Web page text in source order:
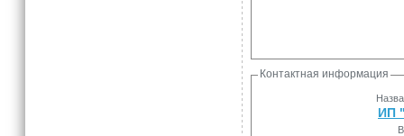
Контактная информация
ИП